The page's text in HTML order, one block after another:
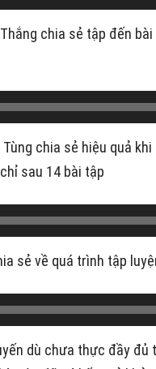
chia sẻ tập đến
Tùng chia sẻ hiệu quả
sau 14 bài tập
sẻ về quá trình tập
dù chưa thực đầy đủ